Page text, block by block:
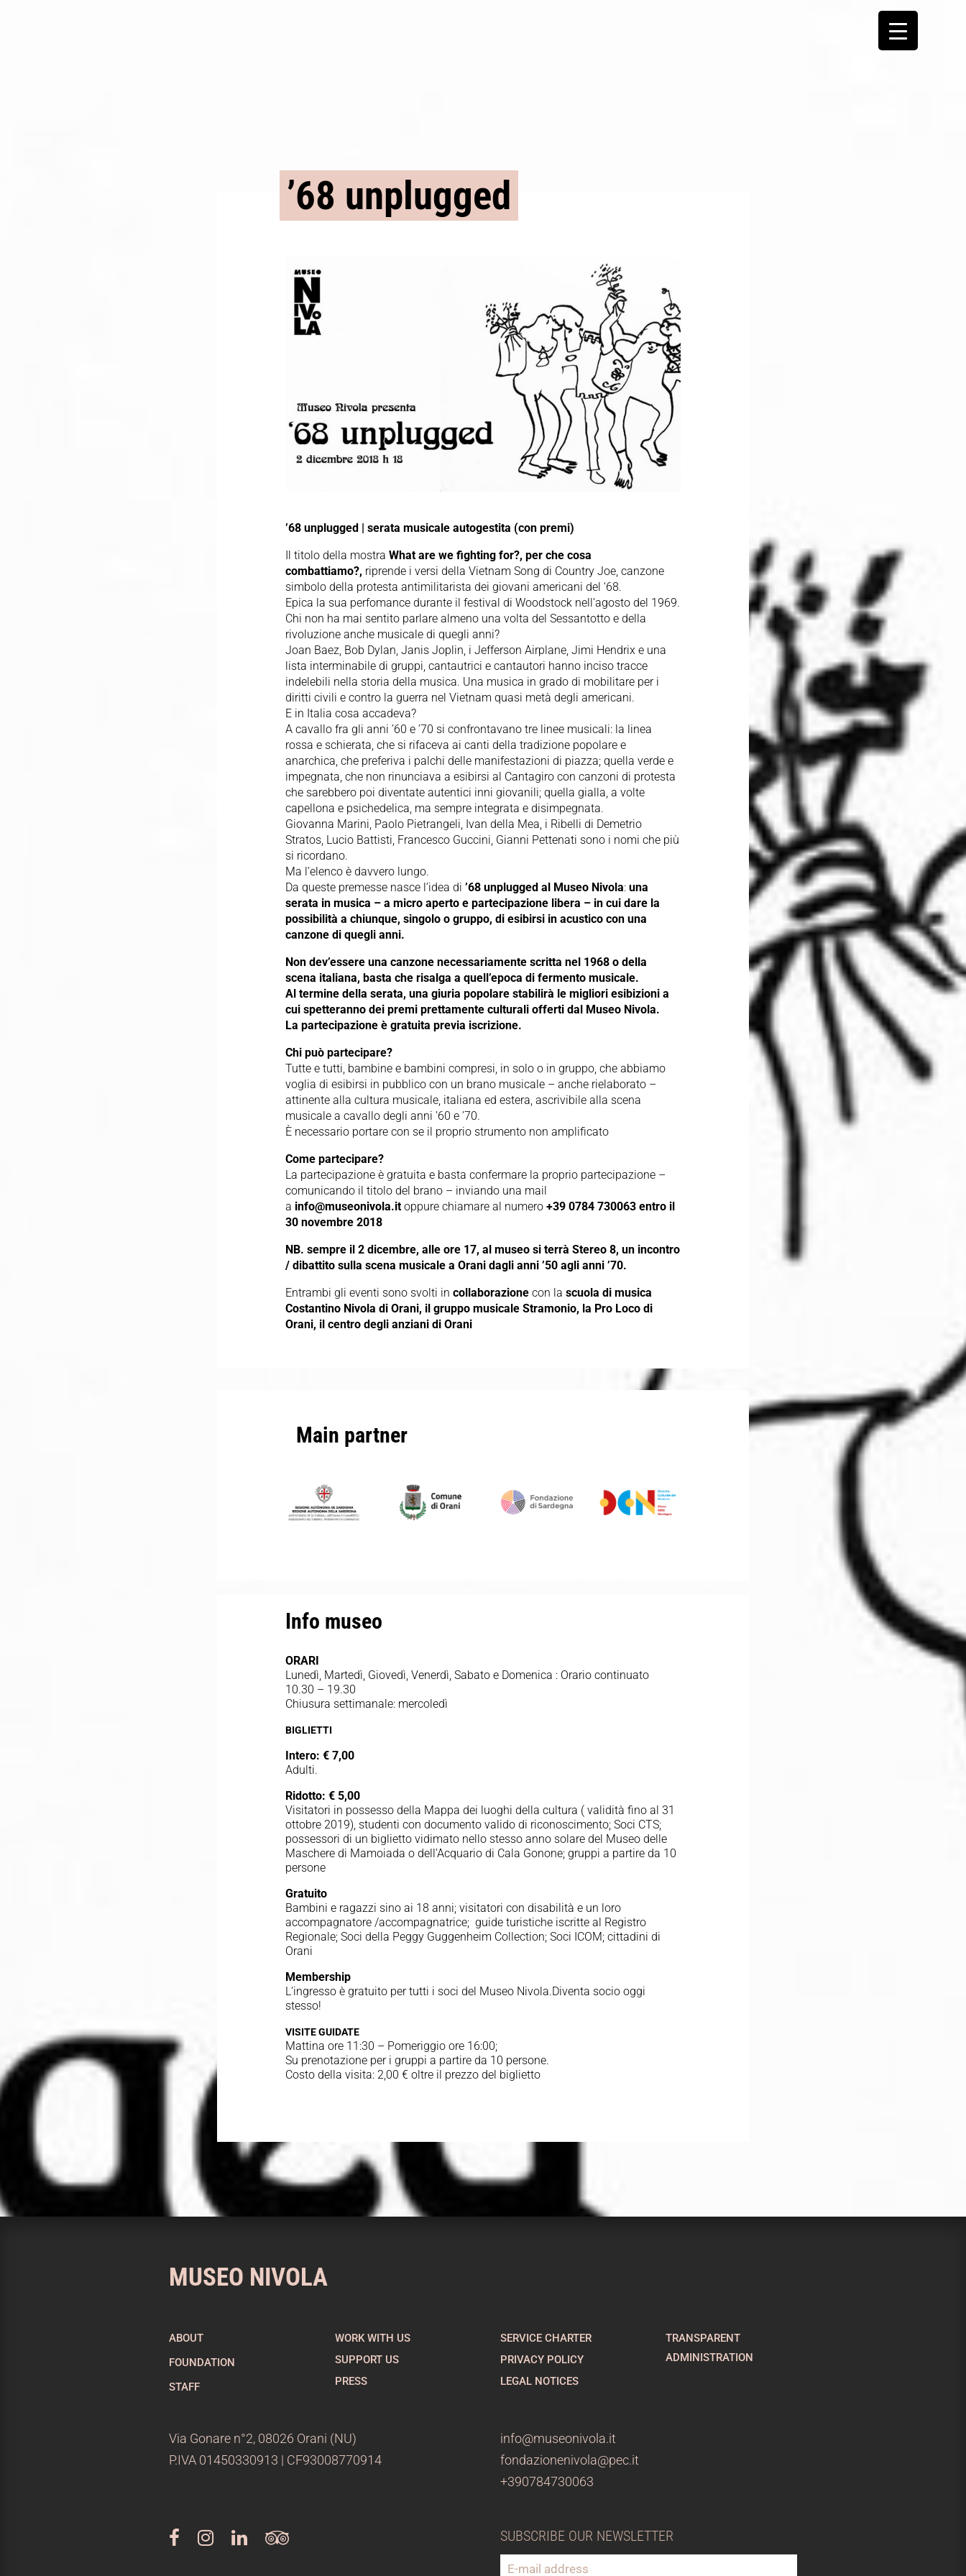
’68 unplugged
’68 unplugged | serata musicale autogestita (con premi)
Il titolo della mostraWhat are we fighting for?, per che cosa
combattiamo?, riprende i versi della Vietnam Song di Country Joe, canzone
simbolo della protesta antimilitarista dei giovani americani del ‘68.
Epica la sua perfomance durante il festival di Woodstock nell’agosto del 1969.
Chi non ha mai sentito parlare almeno una volta del Sessantotto e della
rivoluzione anche musicale di quegli anni?
Joan Baez, Bob Dylan, Janis Joplin, i Jefferson Airplane, Jimi Hendrix e una
lista interminabile di gruppi, cantautrici e cantautori hanno inciso tracce
indelebili nella storia della musica. Una musica in grado di mobilitare per i
diritti civili e contro la guerra nel Vietnam quasi metà degli americani.
E in Italia cosa accadeva?
A cavallo fra gli anni ’60 e ’70 si confrontavano tre linee musicali: la linea
rossa e schierata, che si rifaceva ai canti della tradizione popolare e
anarchica, che preferiva i palchi delle manifestazioni di piazza; quella verde e
impegnata, che non rinunciava a esibirsi al Cantagiro con canzoni di protesta
che sarebbero poi diventate autentici inni giovanili; quella gialla, a volte
capellona e psichedelica, ma sempre integrata e disimpegnata.
Giovanna Marini, Paolo Pietrangeli, Ivan della Mea, i Ribelli di Demetrio
Stratos, Lucio Battisti, Francesco Guccini, Gianni Pettenati sono i nomi che più
si ricordano.
Ma l’elenco è davvero lungo.
Da queste premesse nasce l’idea di’68 unplugged al Museo Nivola:una
serata in musica – a micro aperto e partecipazione libera – in cui dare la
possibilità a chiunque, singolo o gruppo, di esibirsi in acustico con una
canzone di quegli anni.
Non dev’essere una canzone necessariamente scritta nel 1968 o della
scena italiana, basta che risalga a quell’epoca di fermento musicale.
Al termine della serata, una giuria popolare stabilirà le migliori esibizioni a
cui spetteranno dei premi prettamente culturali offerti dal Museo Nivola.
La partecipazione è gratuita previa iscrizione.
Chi può partecipare?
Tutte e tutti, bambine e bambini compresi, in solo o in gruppo, che abbiamo
voglia di esibirsi in pubblico con un brano musicale – anche rielaborato –
attinente alla cultura musicale, italiana ed estera, ascrivibile alla scena
musicale a cavallo degli anni ’60 e ’70.
È necessario portare con se il proprio strumento non amplificato
Come partecipare?
La partecipazione è gratuita e basta confermare la proprio partecipazione –
comunicando il titolo del brano – inviando una mail
a info@museonivola.itoppure chiamare al numero+39 0784 730063 entro il
30 novembre 2018
NB. sempre il 2 dicembre, alle ore 17, al museo si terrà Stereo 8, un incontro
/ dibattito sulla scena musicale a Orani dagli anni ’50 agli anni ’70.
Entrambi gli eventi sono svolti incollaborazione con lascuola di musica
Costantino Nivola di Orani, il gruppo musicale Stramonio, la Pro Loco di
Orani, il centro degli anziani di Orani
Main partner
Info museo
ORARI
Lunedì, Martedì, Giovedì, Venerdì, Sabato e Domenica : Orario continuato
10.30 – 19.30
Chiusura settimanale: mercoledì
BIGLIETTI
Intero: € 7,00
Adulti.
Ridotto: € 5,00
Visitatori in possesso della Mappa dei luoghi della cultura ( validità fino al 31
ottobre 2019), studenti con documento valido di riconoscimento; Soci CTS;
possessori di un biglietto vidimato nello stesso anno solare del Museo delle
Maschere di Mamoiada o dell’Acquario di Cala Gonone; gruppi a partire da 10
persone
Gratuito
Bambini e ragazzi sino ai 18 anni; visitatori con disabilità e un loro
accompagnatore /accompagnatrice; guide turistiche iscritte al Registro
Regionale; Soci della Peggy Guggenheim Collection; Soci ICOM; cittadini di
Orani
Membership
L’ingresso è gratuito per tutti i soci del Museo Nivola.Diventa socio oggi
stesso!
VISITE GUIDATE
Mattina ore 11:30 – Pomeriggio ore 16:00;
Su prenotazione per i gruppi a partire da 10 persone.
Costo della visita: 2,00 € oltre il prezzo del biglietto
MUSEO NIVOLA
ABOUT
FOUNDATION
STAFF
WORK WITH US
SUPPORT US
PRESS
SERVICE CHARTER
PRIVACY POLICY
LEGAL NOTICES
TRANSPARENT
ADMINISTRATION
Via Gonare n°2, 08026 Orani (NU)
P.IVA 01450330913 | CF93008770914
info@museonivola.it
fondazionenivola@pec.it
+390784730063
SUBSCRIBE OUR NEWSLETTER